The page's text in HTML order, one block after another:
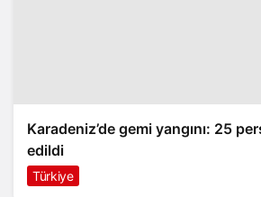
Karadeniz’de gemi yangını: 25
edildi
Türkiye